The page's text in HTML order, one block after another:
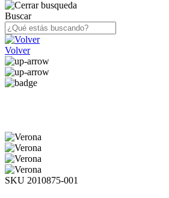
Buscar
Volver
SKU 2010875-001